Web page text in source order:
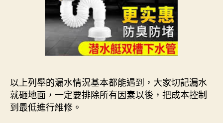
以上列舉的漏水情況基本都能遇到，大家切記漏水
就砸地面，一定要排除所有因素以後，把成本控制
到最低進行維修。